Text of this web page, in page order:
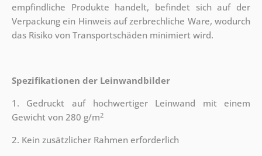
empfindliche Produkte handelt, befindet sich auf der
Verpackung ein Hinweis auf zerbrechliche Ware, wodurch
das Risiko von Transportschäden minimiert wird.
Spezifikationen der Leinwandbilder
1. Gedruckt auf hochwertiger Leinwand mit einem
Gewicht von 280 g/m2
2. Kein zusätzlicher Rahmen erforderlich